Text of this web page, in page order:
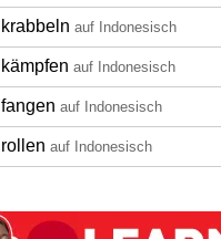
krabbeln auf Indonesisch
kämpfen auf Indonesisch
fangen auf Indonesisch
rollen auf Indonesisch